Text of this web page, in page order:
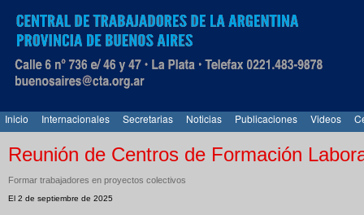
Inicio Internacionales Secretarias Noticias Publicaciones Videos
Reunión de Centros de Formación
Formar trabajadores en proyectos colectivos
El 2 de septiembre de 2025